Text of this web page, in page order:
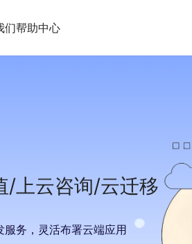
们帮助中心
/上云咨询/云迁移
务，灵活布署云端应用